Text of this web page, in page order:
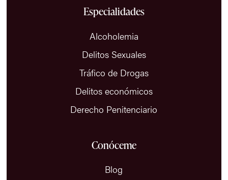
Especialidades
Alcoholemia
Delitos Sexuales
Tráfico de Drogas
Delitos económicos
Derecho Penitenciario
Conóceme
Blog